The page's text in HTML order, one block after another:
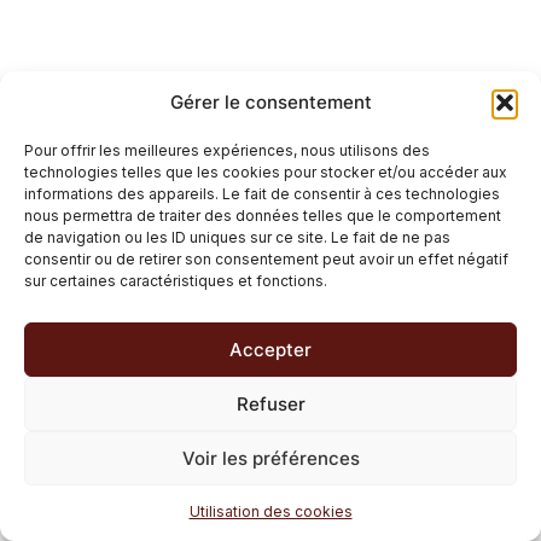
Gérer le consentement
Pour offrir les meilleures expériences, nous utilisons des
technologies telles que les cookies pour stocker et/ou accéder aux
informations des appareils. Le fait de consentir à ces technologies
nous permettra de traiter des données telles que le comportement
de navigation ou les ID uniques sur ce site. Le fait de ne pas
consentir ou de retirer son consentement peut avoir un effet négatif
sur certaines caractéristiques et fonctions.
Accepter
Refuser
Voir les préférences
Utilisation des cookies